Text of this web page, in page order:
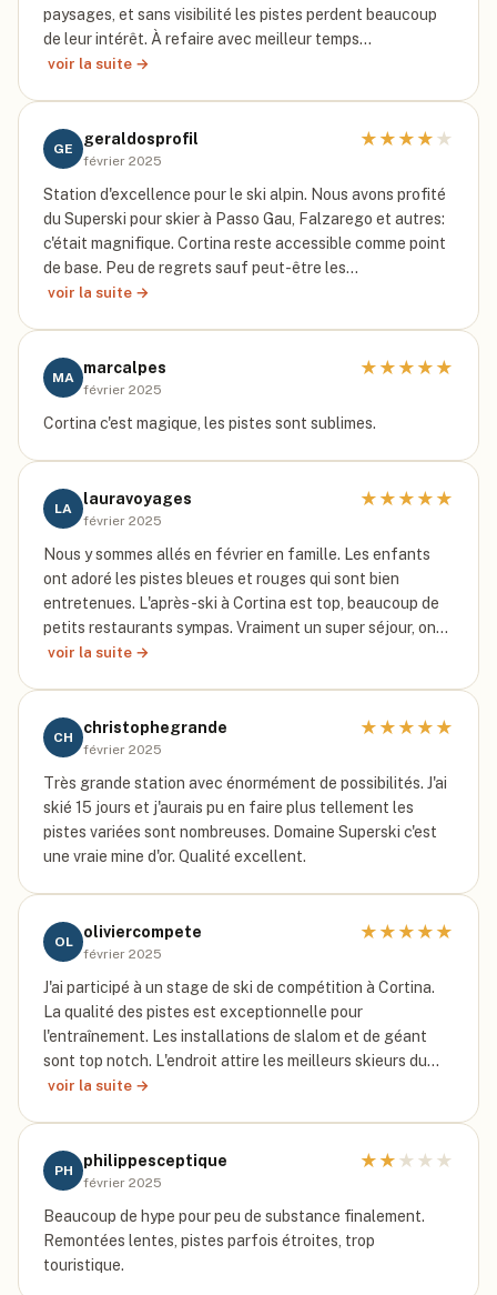
paysages, et sans visibilité les pistes perdent beaucoup
de leur intérêt. À refaire avec meilleur temps…
voir la suite →
GE
geraldosprofil
février 2025
★ ★ ★ ★ ★
Station d'excellence pour le ski alpin. Nous avons profité
du Superski pour skier à Passo Gau, Falzarego et autres:
c'était magnifique. Cortina reste accessible comme point
de base. Peu de regrets sauf peut-être les…
voir la suite →
MA
marcalpes
février 2025
★ ★ ★ ★ ★
Cortina c'est magique, les pistes sont sublimes.
LA
lauravoyages
février 2025
★ ★ ★ ★ ★
Nous y sommes allés en février en famille. Les enfants
ont adoré les pistes bleues et rouges qui sont bien
entretenues. L'après-ski à Cortina est top, beaucoup de
petits restaurants sympas. Vraiment un super séjour, on…
voir la suite →
CH
christophegrande
février 2025
★ ★ ★ ★ ★
Très grande station avec énormément de possibilités. J'ai
skié 15 jours et j'aurais pu en faire plus tellement les
pistes variées sont nombreuses. Domaine Superski c'est
une vraie mine d'or. Qualité excellent.
OL
oliviercompete
février 2025
★ ★ ★ ★ ★
J'ai participé à un stage de ski de compétition à Cortina.
La qualité des pistes est exceptionnelle pour
l'entraînement. Les installations de slalom et de géant
sont top notch. L'endroit attire les meilleurs skieurs du…
voir la suite →
PH
philippesceptique
février 2025
★ ★ ★ ★ ★
Beaucoup de hype pour peu de substance finalement.
Remontées lentes, pistes parfois étroites, trop
touristique.